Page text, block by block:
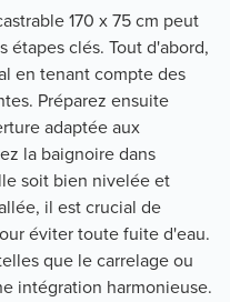
170 x 75 cm peut
étapes clés. Tout d'abord,
en tenant compte des
Préparez ensuite
adaptée aux
la baignoire dans
soit bien nivelée et
il est crucial de
éviter toute fuite d'eau.
que le carrelage ou
intégration harmonieuse.